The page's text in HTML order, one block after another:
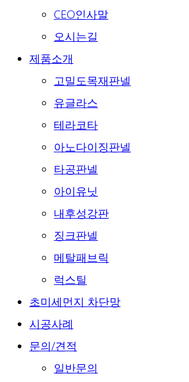
CEO인사말
오시는길
제품소개
고밀도목재판넬
유글라스
테라코타
아노다이징판넬
타공판넬
아이유닛
내후성강판
징크판넬
메탈패브릭
럭스틸
초미세먼지 차단망
시공사례
문의/견적
일반문의